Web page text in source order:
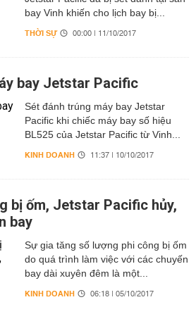
bay Vinh khiến cho lịch bay bị...
THỜI SỰ 00:00 | 11/10/2017
bay Jetstar Pacific
Sét đánh trúng máy bay Jetstar
Pacific khi chiếc máy bay số hiệu
BL525 của Jetstar Pacific từ Vinh...
KINH DOANH 11:37 | 10/10/2017
bị ốm, Jetstar Pacific hủy,
bay
Sự gia tăng số lượng phi công bị ốm
do quá trình làm việc với các chuyến
bay dài xuyên đêm là một...
KINH DOANH 06:18 | 05/10/2017